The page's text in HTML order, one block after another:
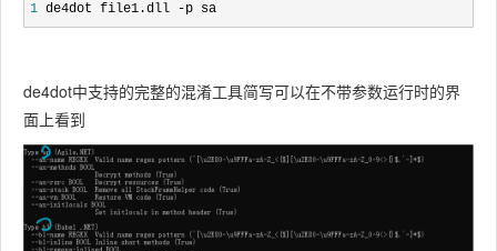
1 de4dot file1.dll -p sa
de4dot中支持的完整的混淆工具简写可以在不带参数运行时的界
面上看到